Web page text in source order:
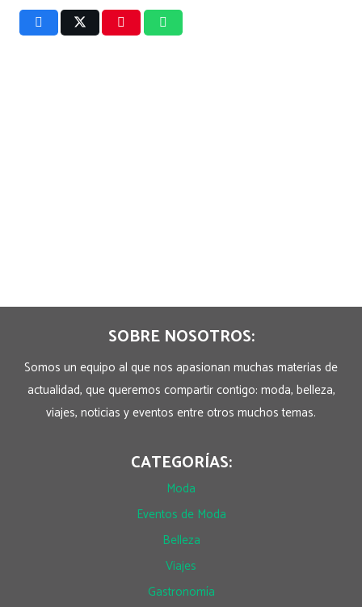
SOBRE NOSOTROS:
Somos un equipo al que nos apasionan muchas materias de
actualidad, que queremos compartir contigo: moda, belleza,
viajes, noticias y eventos entre otros muchos temas.
CATEGORÍAS:
Moda
Eventos de Moda
Belleza
Viajes
Gastronomía